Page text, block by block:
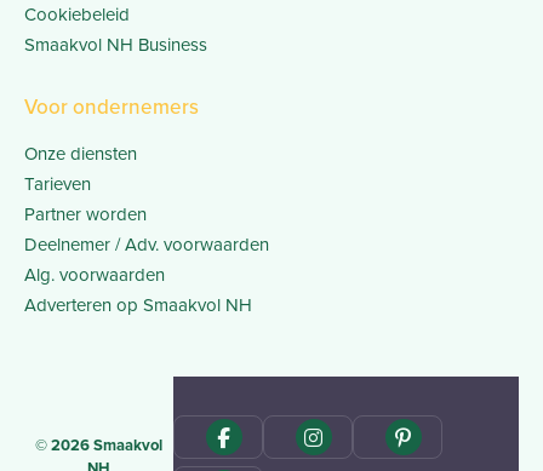
Cookiebeleid
Smaakvol NH Business
Voor ondernemers
Onze diensten
Tarieven
Partner worden
Deelnemer / Adv. voorwaarden
Alg. voorwaarden
Adverteren op Smaakvol NH
© 2026 Smaakvol